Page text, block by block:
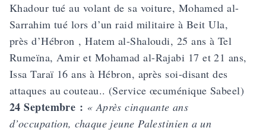
Khadour tué au volant de sa voiture, Mohamed al-
Sarrahim tué lors d’un raid militaire à Beit Ula,
près d’Hébron , Hatem al-Shaloudi, 25 ans à Tel
Rumeïna, Amir et Mohamad al-Rajabi 17 et 21 ans,
Issa Taraï 16 ans à Hébron, après soi-disant des
attaques au couteau.. (Service œcuménique Sabeel)
24 Septembre : « Après cinquante ans
d’occupation, chaque jeune Palestinien a un